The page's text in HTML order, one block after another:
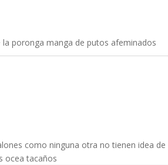
poronga manga de putos afeminados
como ninguna otra no tienen idea de
ocea tacaños